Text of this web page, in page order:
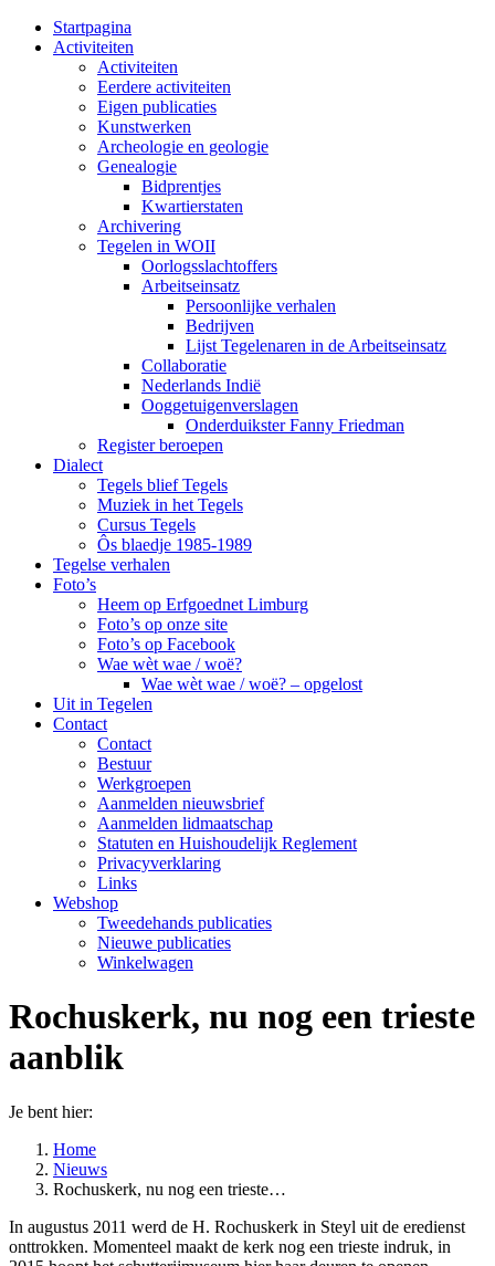
Startpagina
Activiteiten
Activiteiten
Eerdere activiteiten
Eigen publicaties
Kunstwerken
Archeologie en geologie
Genealogie
Bidprentjes
Kwartierstaten
Archivering
Tegelen in WOII
Oorlogsslachtoffers
Arbeitseinsatz
Persoonlijke verhalen
Bedrijven
Lijst Tegelenaren in de Arbeitseinsatz
Collaboratie
Nederlands Indië
Ooggetuigenverslagen
Onderduikster Fanny Friedman
Register beroepen
Dialect
Tegels blief Tegels
Muziek in het Tegels
Cursus Tegels
Ôs blaedje 1985-1989
Tegelse verhalen
Foto’s
Heem op Erfgoednet Limburg
Foto’s op onze site
Foto’s op Facebook
Wae wèt wae / woë?
Wae wèt wae / woë? – opgelost
Uit in Tegelen
Contact
Contact
Bestuur
Werkgroepen
Aanmelden nieuwsbrief
Aanmelden lidmaatschap
Statuten en Huishoudelijk Reglement
Privacyverklaring
Links
Webshop
Tweedehands publicaties
Nieuwe publicaties
Winkelwagen
Rochuskerk, nu nog een trieste
aanblik
Je bent hier:
Home
Nieuws
Rochuskerk, nu nog een trieste…
In augustus 2011 werd de H. Rochuskerk in Steyl uit de eredienst
onttrokken. Momenteel maakt de kerk nog een trieste indruk, in